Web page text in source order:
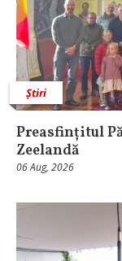
Știri
Preasfințitul
Zeelandă
06 Aug, 2026